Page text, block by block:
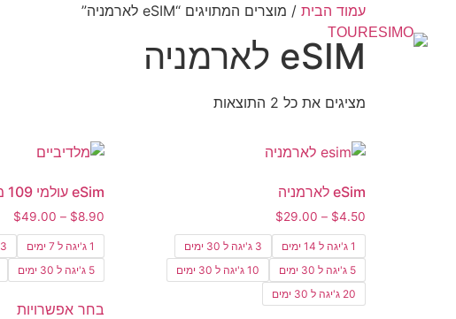
עמוד הבית / מוצרים המתויגים “eSIM לארמניה”
eSIM לארמניה
מציגים את כל ⁦2⁩ התוצאות
eSim לארמניה
$4.50
–
$29.00
1 ג'יגה ל 14 ימים
3 ג'יגה ל 30 ימים
5 ג'יגה ל 30 ימים
10 ג'יגה ל 30 ימים
20 ג'יגה ל 30 ימים
eSim עולמי 109 מדינות
$8.90
–
$49.00
1 ג'יגה ל 7 ימים
3 ג'יגה ל 30 ימים
5 ג'יגה ל 30 ימים
בחר אפשרויות